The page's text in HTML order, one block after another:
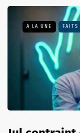
A LA UNE FAITS